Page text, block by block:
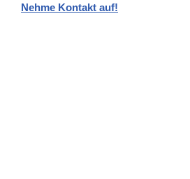
Nehme Kontakt auf!